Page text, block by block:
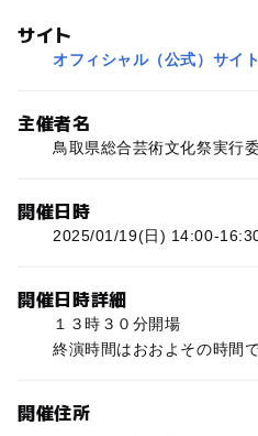
サイト
オフィシャル（公式）サイト
主催者名
鳥取県総合芸術文化祭実行
開催日時
2025/01/19(日) 14:00-
開催日時詳細
１３時３０分開場
終演時間はおおよその時間で
開催住所